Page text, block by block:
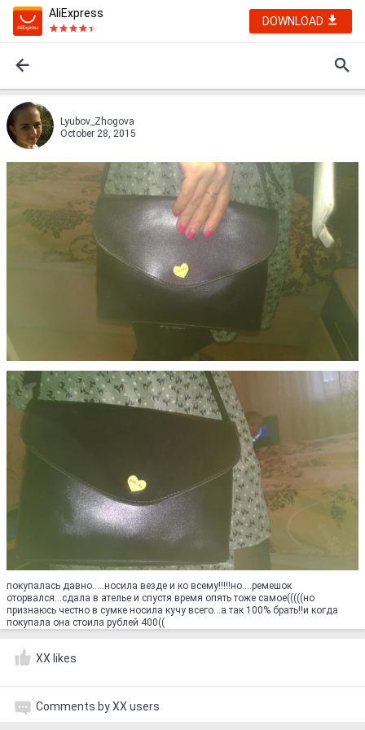
AliExpress
DOWNLOAD
Lyubov_Zhogova
October 28, 2015
покупалась давно.....носила везде и ко всему!!!!!но....ремешок
оторвался...сдала в ателье и спустя время опять тоже самое(((((но
признаюсь честно в сумке носила кучу всего...а так 100% брать!!и когда
покупала она стоила рублей 400((
XX likes
Comments by XX users